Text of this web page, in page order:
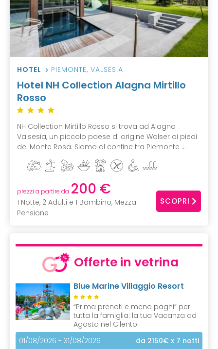
HOTEL PIEMONTE, VALSESIA
Hotel NH Collection Alagna Mirtillo
Rosso
NH Collection Mirtillo Rosso si trova ad Alagna
Valsesia, un piccolo paese di origine Walser ai piedi
del Monte Rosa. Siamo al confine tra Piemonte ...
prezzi a partire da 200 €
1 Notte, 2 Adulti e 1 Bambino, Mezza
Pensione
SCOPRI
Offerte in vetrina
Blue Marine Villaggio Resort
“Prima prenoti e meno paghi” per
tutta la famiglia: la tua Vacanza ad
Agosto nel Cilento!
01/08/2026 - 31/08/2026
da 2150€ x 7 notti